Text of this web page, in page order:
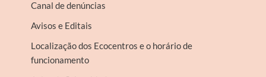
Canal de denúncias
Avisos e Editais
Localização dos Ecocentros e o horário de
funcionamento